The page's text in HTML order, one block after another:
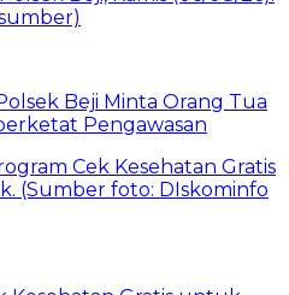
Beji Minta Orang Tua
Pengawasan